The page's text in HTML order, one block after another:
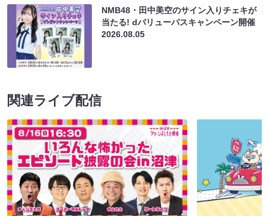
NMB48・田中美空のサイン入りチェキが
当たる! dバリューパスキャンペーン開催
2026.08.05
関連ライブ配信